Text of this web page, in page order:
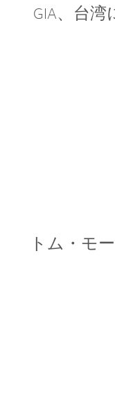
GIA、台
トム・モ